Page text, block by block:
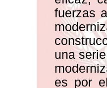
fuerzas
una
es por